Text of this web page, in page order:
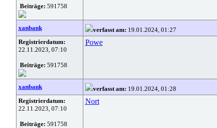
Beiträge: 591758
xanbank verfasst am: 19.01.2024, 01:27
Registrierdatum:
22.11.2023, 07:10
Beiträge: 591758
Powe
xanbank verfasst am: 19.01.2024, 01:28
Registrierdatum:
22.11.2023, 07:10
Beiträge: 591758
Nort